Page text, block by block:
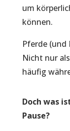
um
können.
Pferde (und
Nicht nur
häufig
Doch was
Pause?